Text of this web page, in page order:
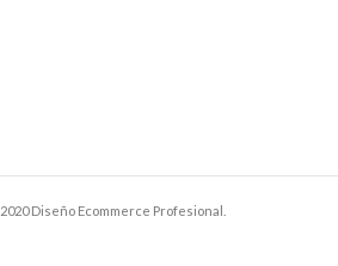
2020 Diseño Ecommerce Profesional.